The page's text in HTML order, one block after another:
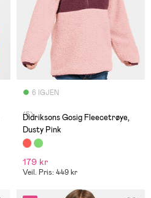
6 IGJEN
(5)
Didriksons Gosig Fleecetrøye,
Dusty Pink
179 kr
Veil. Pris: 449 kr